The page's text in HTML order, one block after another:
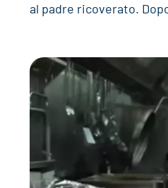
al padre ricoverato.